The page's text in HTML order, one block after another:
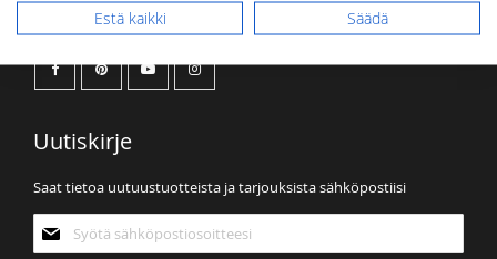
Kaasuvalon some
Uutiskirje
Saat tietoa uutuustuotteista ja tarjouksista sähköpostiisi
uutiskirjeemme:
Estä kaikki
Säädä